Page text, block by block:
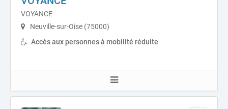
VOYANCE
Neuville-sur-Oise (75000)
Accès aux personnes à mobilité réduite